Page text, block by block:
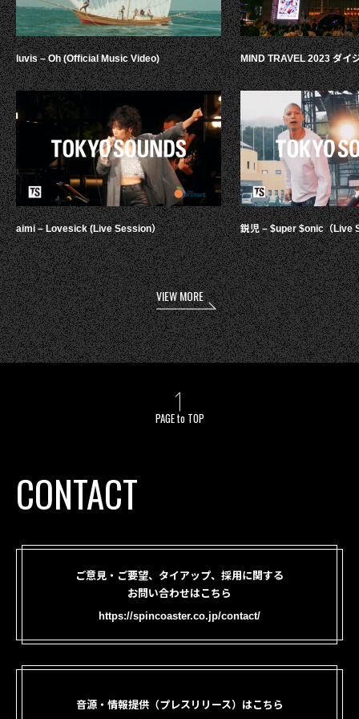
luvis – Oh (Official Music Video)
aimi – Lovesick (Live Session）
MIND TRAVEL 2023 ダイ
鋭児 – $uper $onic（Live
VIEW MORE
PAGE to TOP
CONTACT
ご意見・ご要望、タイアップ、採用に関する
お問い合わせはこちら
https://spincoaster.co.jp/contact/
音源・情報提供（プレスリリース）はこちら